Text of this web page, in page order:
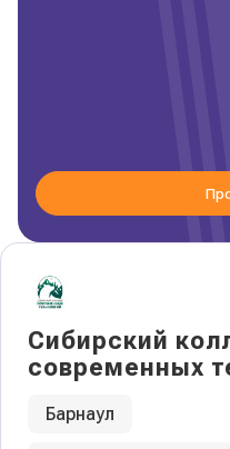
Сибирский
современных
Барнаул